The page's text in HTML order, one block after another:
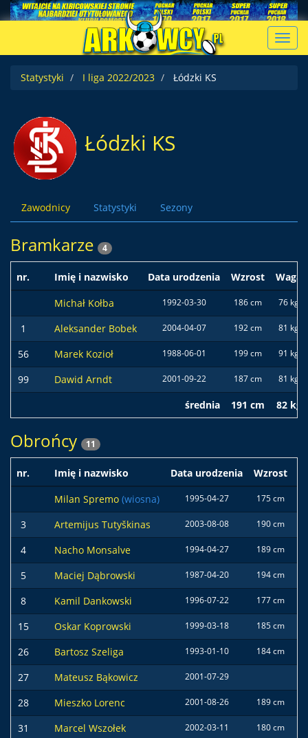
Statystyki
I liga 2022/2023 Łódzki KS
Łódzki KS
Zawodnicy Statystyki Sezony
Bramkarze 4
nr. Imię i nazwisko Data urodzenia Wzrost
Waga
Michał Kołba
1992-03-30 186 cm 76 kg
1 Aleksander Bobek 2004-04-07 192 cm 81 kg
56 Marek Kozioł 1988-06-01 199 cm 91 kg
99 Dawid Arndt 2001-09-22 187 cm 81 kg
średnia 191 cm 82 kg
Obrońcy 11
nr. Imię i nazwisko Data urodzenia Wzrost
Milan Spremo (wiosna) 1995-04-27 175 cm
3 Artemijus Tutyškinas 2003-08-08 190 cm
4 Nacho Monsalve 1994-04-27 189 cm
5 Maciej Dąbrowski 1987-04-20 194 cm
8 Kamil Dankowski 1996-07-22 177 cm
15 Oskar Koprowski 1999-03-18 185 cm
26 Bartosz Szeliga 1993-01-10 184 cm
27 Mateusz Bąkowicz 2001-07-29
28 Mieszko Lorenc 2001-08-26 189 cm
31 Marcel Wszołek 2002-03-11 180 cm